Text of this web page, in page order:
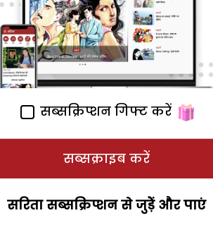
सब्सक्रिप्शन गिफ्ट करें
सब्सक्राइब करें
सरिता सब्सक्रिप्शन से जुड़ेें और पाएं